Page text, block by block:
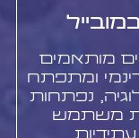
מותאמים
ומתפתח
נפתחות
משתמש